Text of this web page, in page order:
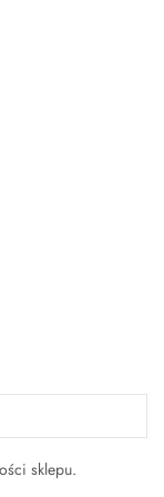
sklepu.